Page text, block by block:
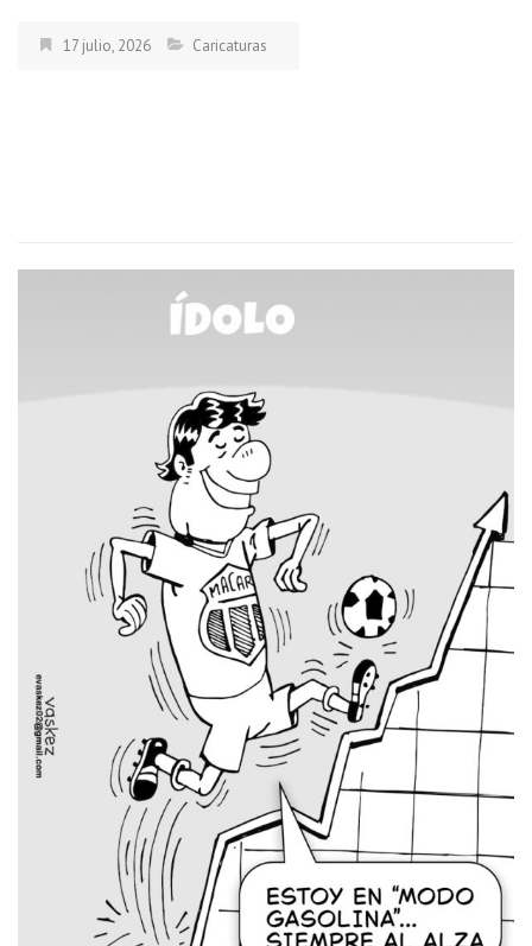
17 julio, 2026 Caricaturas